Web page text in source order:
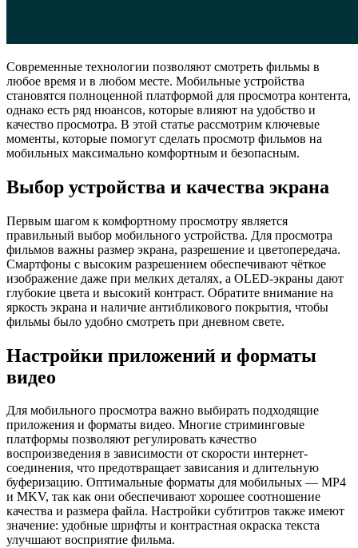
Современные технологии позволяют смотреть фильмы в
любое время и в любом месте. Мобильные устройства
становятся полноценной платформой для просмотра контента,
однако есть ряд нюансов, которые влияют на удобство и
качество просмотра. В этой статье рассмотрим ключевые
моменты, которые помогут сделать просмотр фильмов на
мобильных максимально комфортным и безопасным.
Выбор устройства и качества экрана
Первым шагом к комфортному просмотру является
правильный выбор мобильного устройства. Для просмотра
фильмов важны размер экрана, разрешение и цветопередача.
Смартфоны с высоким разрешением обеспечивают чёткое
изображение даже при мелких деталях, а OLED-экраны дают
глубокие цвета и высокий контраст. Обратите внимание на
яркость экрана и наличие антибликового покрытия, чтобы
фильмы было удобно смотреть при дневном свете.
Настройки приложений и форматы
видео
Для мобильного просмотра важно выбирать подходящие
приложения и форматы видео. Многие стриминговые
платформы позволяют регулировать качество
воспроизведения в зависимости от скорости интернет-
соединения, что предотвращает зависания и длительную
буферизацию. Оптимальные форматы для мобильных — MP4
и MKV, так как они обеспечивают хорошее соотношение
качества и размера файла. Настройки субтитров также имеют
значение: удобные шрифты и контрастная окраска текста
улучшают восприятие фильма.